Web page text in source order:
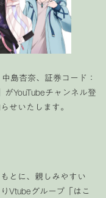
島杏奈、証券コード：
YouTubeチャンネル登
せいたします。
とに、親しみやすい
Vtubeグループ「はこ